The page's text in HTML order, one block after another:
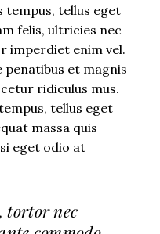
tempus, tellus eget
felis, ultricies nec
imperdiet enim vel.
penatibus et magnis
ridiculus mus.
tellus eget
massa quis
eget odio at
tortor nec